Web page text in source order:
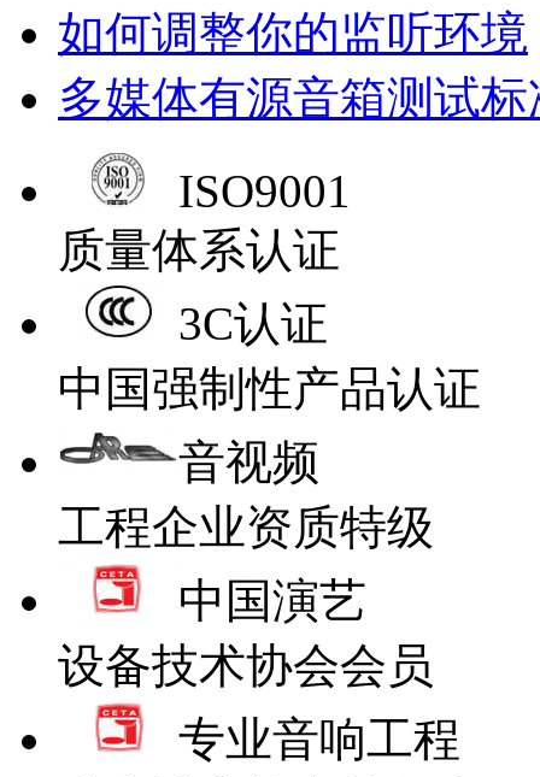
如何调整你的监听环境
多媒体有源音箱测试标
ISO9001
质量体系认证
3C认证
中国强制性产品认证
音视频
工程企业资质特级
中国演艺
设备技术协会会员
专业音响工程